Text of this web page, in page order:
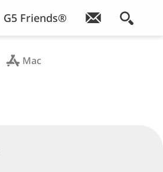
G5 Friends®
Mac